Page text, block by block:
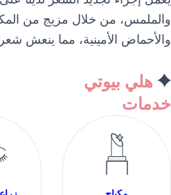
والملمس، من خلال مزيج من
والأحماض الأمينية، مما ينعش
هلي بيوتي
خدمات